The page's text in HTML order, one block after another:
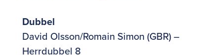
Dubbel
David Olsson/Romain Simon (GBR) –
Herrdubbel 8